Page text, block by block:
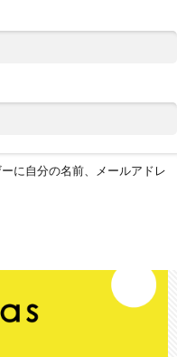
に自分の名前、メールアドレ